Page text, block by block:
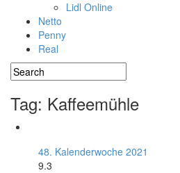
Lidl Online
Netto
Penny
Real
Tag: Kaffeemühle
48. Kalenderwoche 2021
9.3